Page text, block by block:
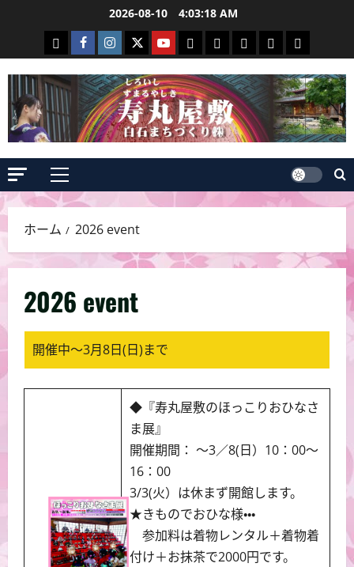
ン
ス
キ
ッ
プ
2026-08-10 4:03:18 AM
白
ま
ち
づ
く
り
２
Facebook
石
ま
ち
づ
り
Instagram
丸
屋
敷
情
Twitter
丸
屋
敷
情
Youtube
寿
屋
敷
の
見
白
和
紙
蔵
富
Eventsyuuriyou
2026
メ
イ
ー
ホーム 2026 event
2026 event
開催中～3月8日(日)まで
◆『寿丸屋敷のほっこりおひなさ
ま展』
開催期間： ～3／8(日）10：00～
16：00
3/3(火）は休まず開館します。
★きものでおひな様・・・
参加料は着物レンタル＋着物着
付け＋お抹茶で2000円です。